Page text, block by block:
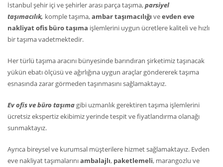
İstanbul şehir içi ve şehirler arası parça taşıma,parsiyel
taşımacılık, komple taşıma,ambar taşımacılığı veevden eve
nakliyat ofis büro taşıma işlemlerini uygun ücretlere kaliteli ve hızlı
bir taşıma vadetmektedir.
Her türlü taşıma aracını bünyesinde barındıran şirketimiz taşınacak
yükün ebatı ölçüsü ve ağırlığına uygun araçlar göndererek taşıma
esnasında zarar görmeden taşınmasını sağlamaktayız.
Ev ofis ve büro taşıma gibi uzmanlık gerektiren taşıma işlemlerini
ücretsiz ekspertiz ekibimiz yerinde tespit ve fiyatlandırma olanağı
sunmaktayız.
Ayrıca bireysel ve kurumsal müşterilere hizmet sağlamaktayız. Evden
eve nakliyat taşımalarınıambalajlı, paketlemeli, marangozlu ve